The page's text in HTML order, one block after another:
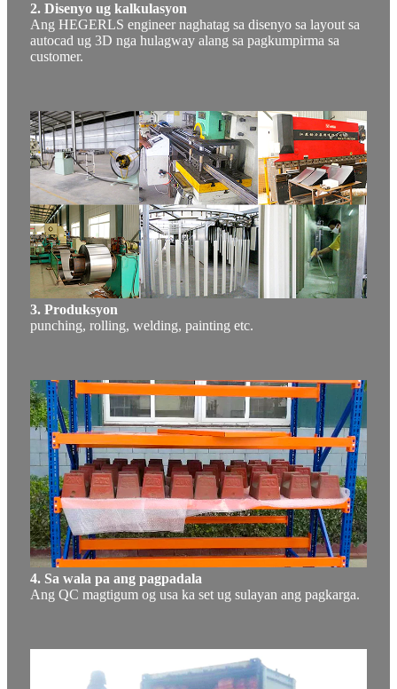
2. Disenyo ug kalkulasyon
Ang HEGERLS engineer naghatag sa disenyo sa layout sa
autocad ug 3D nga hulagway alang sa pagkumpirma sa
customer.
3. Produksyon
punching, rolling, welding, painting etc.
4. Sa wala pa ang pagpadala
Ang QC magtigum og usa ka set ug sulayan ang pagkarga.